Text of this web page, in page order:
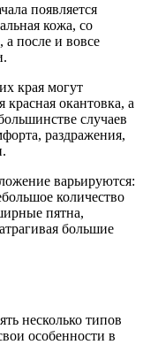
появляется
кожа, со
а после и вовсе
края могут
красная окантовка, а
случаев
раздражения,
варьируются:
количество
пятна,
большие
несколько типов
особенности в